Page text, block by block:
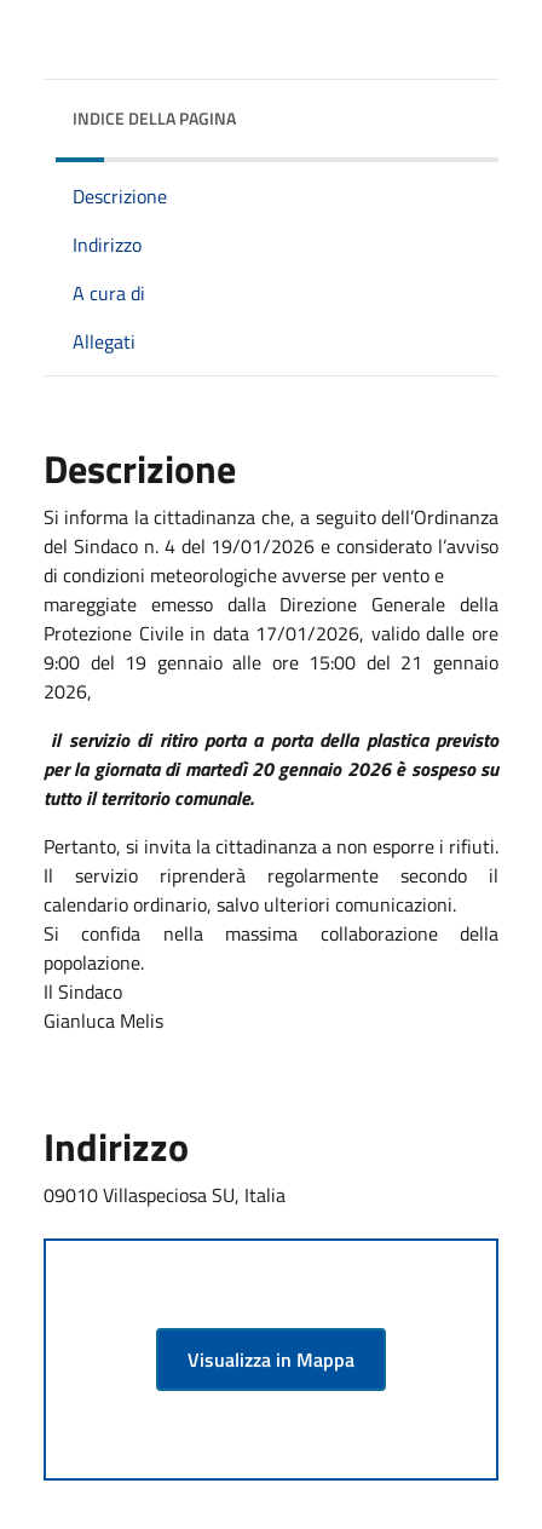
INDICE DELLA PAGINA
Descrizione
Indirizzo
A cura di
Allegati
Descrizione
Si informa la cittadinanza che, a seguito dell’Ordinanza
del Sindaco n. 4 del 19/01/2026 e considerato l’avviso
di condizioni meteorologiche avverse per vento e
mareggiate emesso dalla Direzione Generale della
Protezione Civile in data 17/01/2026, valido dalle ore
9:00 del 19 gennaio alle ore 15:00 del 21 gennaio
2026,
il servizio di ritiro porta a porta della plastica previsto
per la giornata di martedì 20 gennaio 2026 è sospeso su
tutto il territorio comunale.
Pertanto, si invita la cittadinanza a non esporre i rifiuti.
Il servizio riprenderà regolarmente secondo il
calendario ordinario, salvo ulteriori comunicazioni.
Si confida nella massima collaborazione della
popolazione.
Il Sindaco
Gianluca Melis
Indirizzo
09010 Villaspeciosa SU, Italia
Visualizza in Mappa